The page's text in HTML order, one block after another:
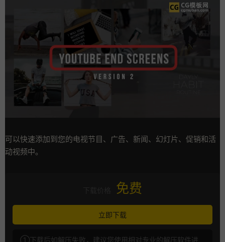
可以快速添加到您的电视节目、广告、新闻、幻灯片、促销和活
动视频中。
免费
立即下载
①下载后如解压失败，建议您使用相对专业的解压软件进